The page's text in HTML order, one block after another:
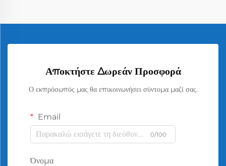
Αποκτήστε Δωρεάν Προσφορά
Ο εκπρόσωπός μας θα επικοινωνήσει σύντομα μαζί σας.
Email
0/100
Όνομα